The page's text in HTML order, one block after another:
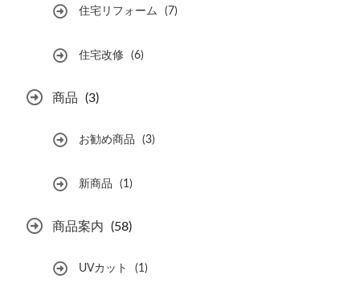
住宅リフォーム (7)
住宅改修 (6)
商品 (3)
お勧め商品 (3)
新商品 (1)
商品案内 (58)
UVカット (1)